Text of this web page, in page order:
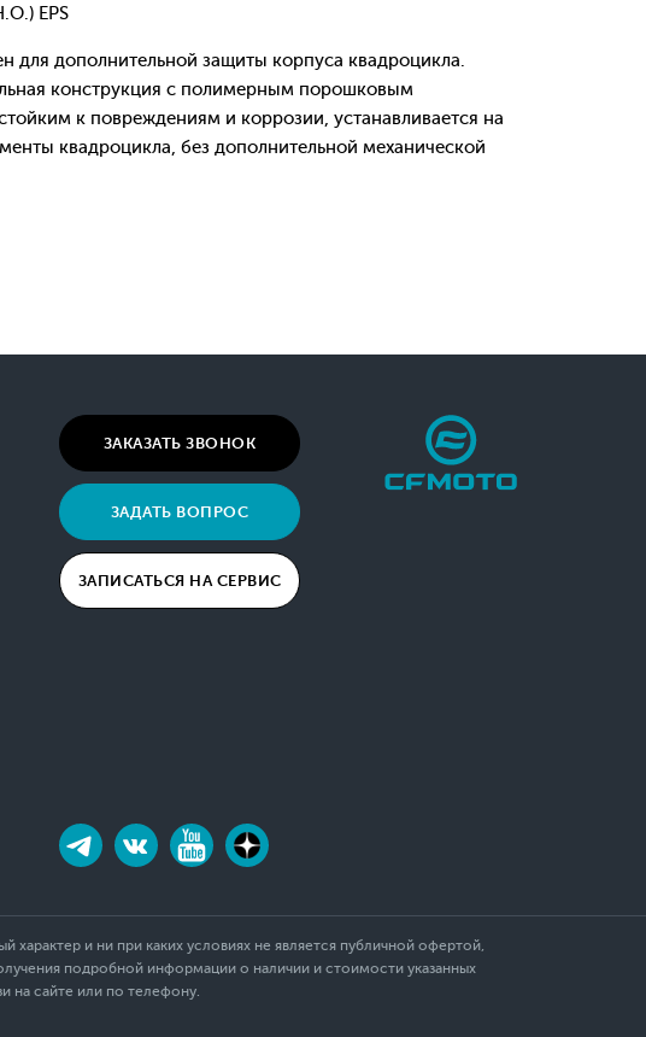
EPS
для дополнительной защиты корпуса квадроцикла.
конструкция с полимерным порошковым
к повреждениям и коррозии, устанавливается на
квадроцикла, без дополнительной механической
ЗАКАЗАТЬ ЗВОНОК
ЗАДАТЬ ВОПРОС
ЗАПИСАТЬСЯ НА СЕРВИС
и ни при каких условиях не является публичной офертой,
подробной информации о наличии и стоимости указанных
на сайте или по телефону.